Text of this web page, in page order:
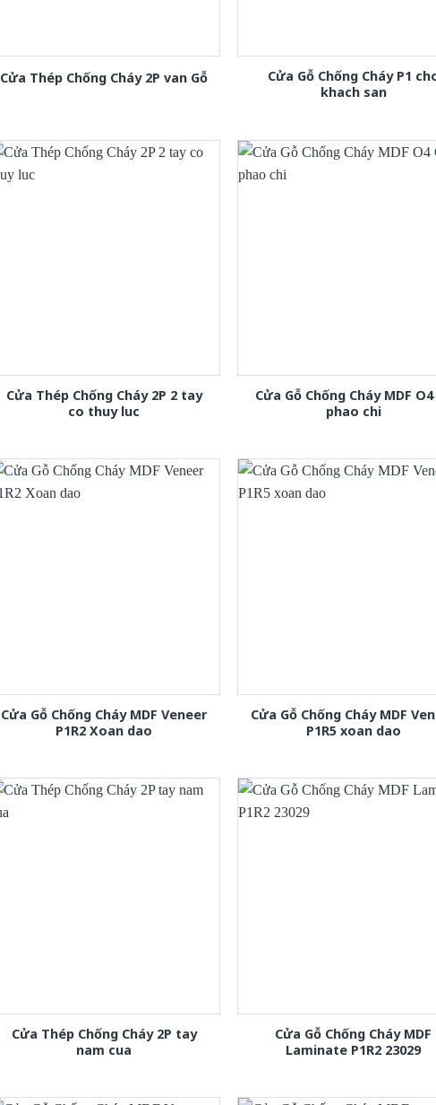
Cửa Thép Chống Cháy 2P van Gỗ
Cửa Gỗ Chống Cháy P1
khach san
Cửa Thép Chống Cháy 2P 2 tay
co thuy luc
Cửa Gỗ Chống Cháy MDF O4
phao chi
Cửa Gỗ Chống Cháy MDF Veneer
P1R2 Xoan dao
Cửa Gỗ Chống Cháy MDF
P1R5 xoan dao
Cửa Thép Chống Cháy 2P tay
nam cua
Cửa Gỗ Chống Cháy MDF
Laminate P1R2 23029